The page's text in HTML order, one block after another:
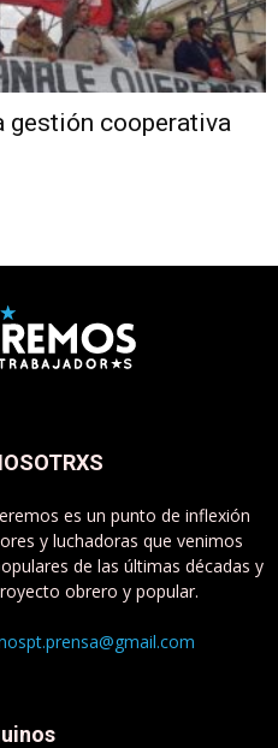
gestión cooperativa
es un punto de inflexión
y luchadoras que venimos
de las últimas décadas y
obrero y popular.